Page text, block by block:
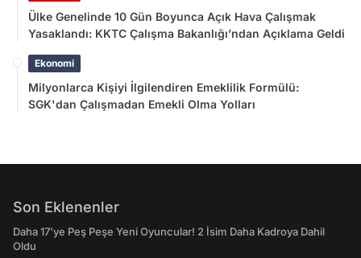
Ülke Genelinde 10 Gün Boyunca Açık Hava Çalışmak
Yasaklandı: KKTC Çalışma Bakanlığı’ndan Açıklama Geldi
Ekonomi
Milyonlarca Kişiyi İlgilendiren Emeklilik Formülü:
SGK'dan Çalışmadan Emekli Olma Yolları
Son Eklenenler
Daha 17'ye Peş Peşe Yeni Oyuncular! 2 İsim Daha Kadroya Dahil
Oldu